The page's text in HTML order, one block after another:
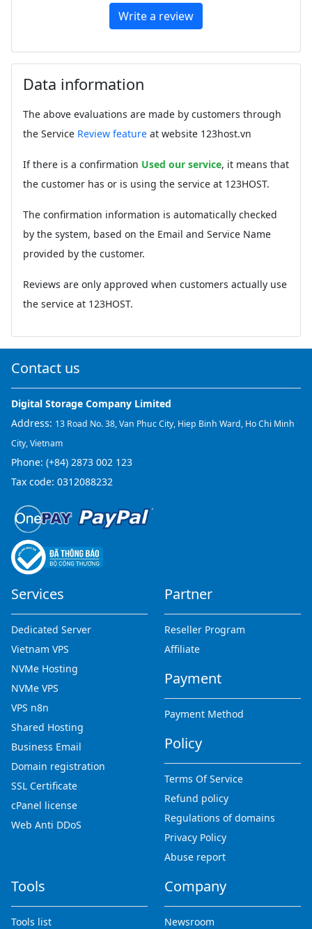
Write a review
Data information
The above evaluations are made by customers through
the Service Review feature at website 123host.vn
If there is a confirmation Used our service, it means that
the customer has or is using the service at 123HOST.
The confirmation information is automatically checked
by the system, based on the Email and Service Name
provided by the customer.
Reviews are only approved when customers actually use
the service at 123HOST.
Contact us
Digital Storage Company Limited
Address: 13 Road No. 38, Van Phuc City, Hiep Binh Ward, Ho Chi Minh
City, Vietnam
Phone: (+84) 2873 002 123
Tax code: 0312088232
Services
Dedicated Server
Vietnam VPS
NVMe Hosting
NVMe VPS
VPS n8n
Shared Hosting
Business Email
Domain registration
SSL Certificate
cPanel license
Web Anti DDoS
Partner
Reseller Program
Affiliate
Payment
Payment Method
Policy
Terms Of Service
Refund policy
Regulations of domains
Privacy Policy
Abuse report
Tools
Tools list
Company
Newsroom